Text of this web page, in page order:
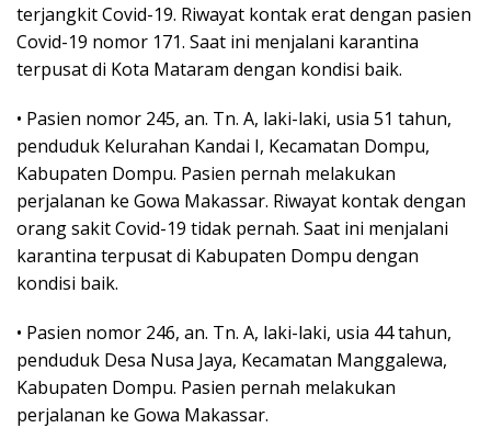
terjangkit Covid-19. Riwayat kontak erat dengan pasien
Covid-19 nomor 171. Saat ini menjalani karantina
terpusat di Kota Mataram dengan kondisi baik.
• Pasien nomor 245, an. Tn. A, laki-laki, usia 51 tahun,
penduduk Kelurahan Kandai I, Kecamatan Dompu,
Kabupaten Dompu. Pasien pernah melakukan
perjalanan ke Gowa Makassar. Riwayat kontak dengan
orang sakit Covid-19 tidak pernah. Saat ini menjalani
karantina terpusat di Kabupaten Dompu dengan
kondisi baik.
• Pasien nomor 246, an. Tn. A, laki-laki, usia 44 tahun,
penduduk Desa Nusa Jaya, Kecamatan Manggalewa,
Kabupaten Dompu. Pasien pernah melakukan
perjalanan ke Gowa Makassar.